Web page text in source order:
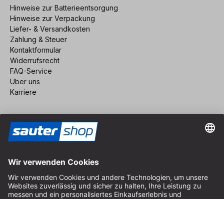
Hinweise zur Batterieentsorgung
Hinweise zur Verpackung
Liefer- & Versandkosten
Zahlung & Steuer
Kontaktformular
Widerrufsrecht
FAQ-Service
Über uns
Karriere
Impressum